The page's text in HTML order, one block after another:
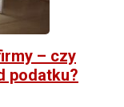
– czy
podatku?